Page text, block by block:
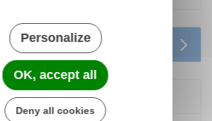
ligne et formulaires
Personalize
OK, accept all
Deny all cookies